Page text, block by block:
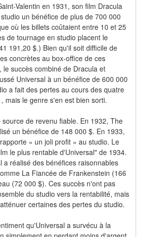
Valentin en 1931, son film Dracula
un bénéfice de plus de 700 000
où les billets coûtaient entre 10 et 25
de tournage en studio placent le
191,20 $.) Bien qu'il soit difficile de
concrètes au box-office de ces
le succès combiné de Dracula et
Universal à un bénéfice de 600 000
a fait des pertes au cours des quatre
mais le genre s'en est bien sorti.
de revenu fiable. En 1932, The
un bénéfice de 148 000 $. En 1933,
« un joli profit » au studio. Le
le plus rentable d'Universal" de 1934.
a réalisé des bénéfices raisonnables
La Fiancée de Frankenstein (166
(72 000 $). Ces succès n'ont pas
du studio vers la rentabilité, mais
certaines des pertes du studio.
qu'Universal a survécu à la